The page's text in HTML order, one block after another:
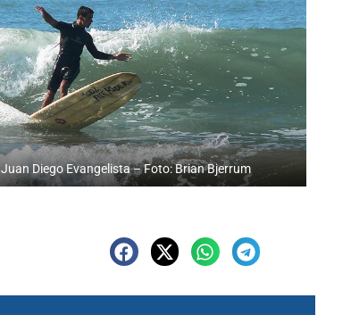
Juan Diego Evangelista – Foto: Brian Bjerrum